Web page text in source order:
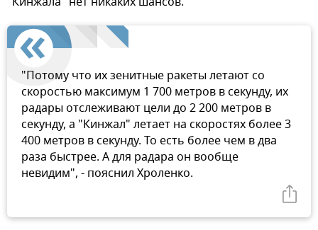
"Потому что их зенитные ракеты летают со
скоростью максимум 1 700 метров в секунду, их
радары отслеживают цели до 2 200 метров в
секунду, а "Кинжал" летает на скоростях более 3
400 метров в секунду. То есть более чем в два
раза быстрее. А для радара он вообще
невидим", - пояснил Хроленко.